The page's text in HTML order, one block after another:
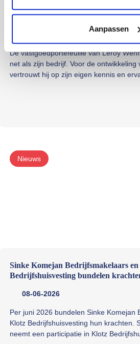
Aanpassen
Samenwerken op basis van
De vastgoedportefeuille van Leroy
net als zijn bedrijf. Voor de ontwikkeling
vertrouwt hij op zijn eigen kennis en
Nieuws
Sinke Komejan Bedrijfsmakelaars
Bedrijfshuisvesting bundelen
08-06-2026
Per juni 2026 bundelen Sinke Komejan
Klotz Bedrijfshuisvesting hun krachten.
neemt een participatie in Klotz